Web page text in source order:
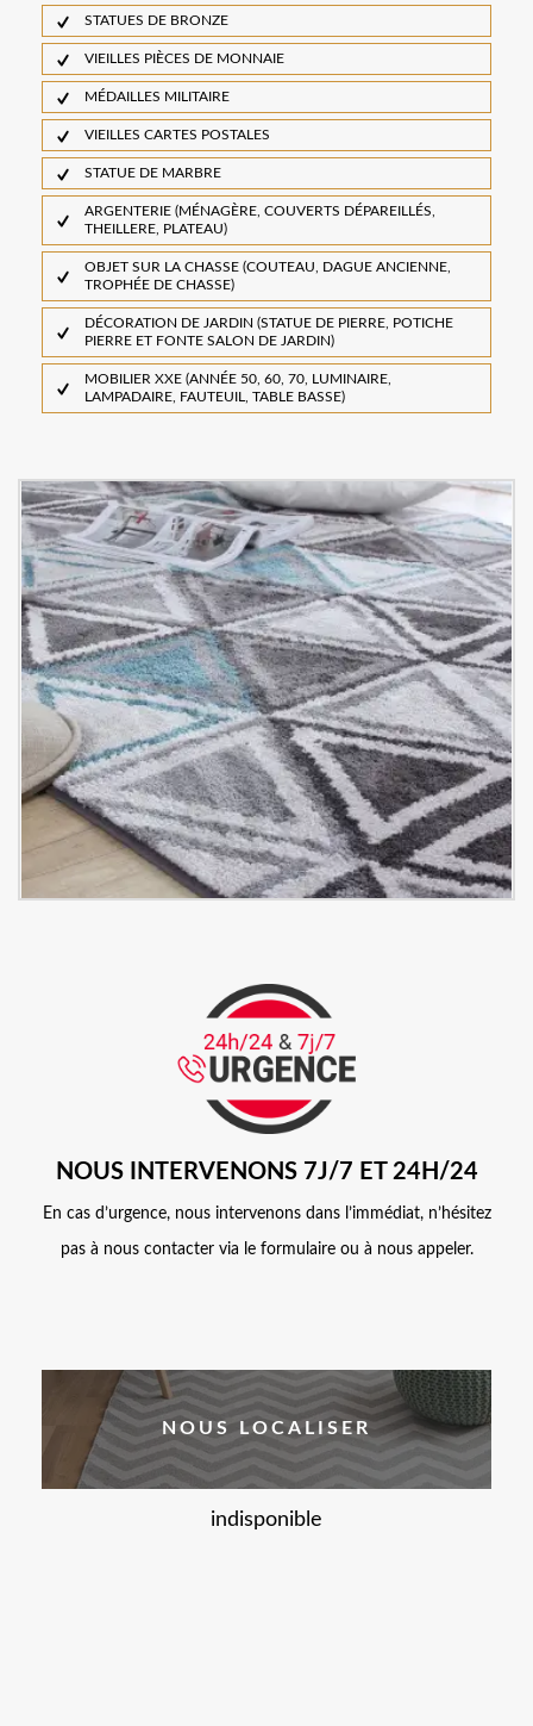
STATUES DE BRONZE
VIEILLES PIÈCES DE MONNAIE
MÉDAILLES MILITAIRE
VIEILLES CARTES POSTALES
STATUE DE MARBRE
ARGENTERIE (MÉNAGÈRE, COUVERTS DÉPAREILLÉS,
THEILLERE, PLATEAU)
OBJET SUR LA CHASSE (COUTEAU, DAGUE ANCIENNE,
TROPHÉE DE CHASSE)
DÉCORATION DE JARDIN (STATUE DE PIERRE, POTICHE
PIERRE ET FONTE SALON DE JARDIN)
MOBILIER XXE (ANNÉE 50, 60, 70, LUMINAIRE,
LAMPADAIRE, FAUTEUIL, TABLE BASSE)
NOUS INTERVENONS 7J/7 ET 24H/24
En cas d’urgence, nous intervenons dans l’immédiat, n’hésitez
pas à nous contacter via le formulaire ou à nous appeler.
NOUS LOCALISER
indisponible